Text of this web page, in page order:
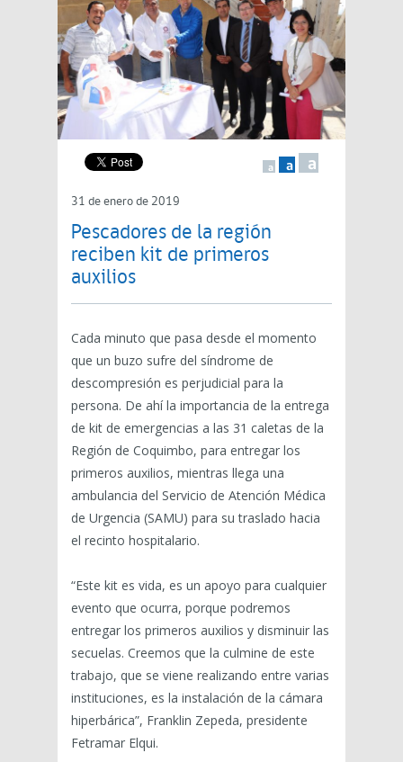
a a a
31 de enero de 2019
Pescadores de la región
reciben kit de primeros
auxilios
Cada minuto que pasa desde el momento
que un buzo sufre del síndrome de
descompresión es perjudicial para la
persona. De ahí la importancia de la entrega
de kit de emergencias a las 31 caletas de la
Región de Coquimbo, para entregar los
primeros auxilios, mientras llega una
ambulancia del Servicio de Atención Médica
de Urgencia (SAMU) para su traslado hacia
el recinto hospitalario.
“Este kit es vida, es un apoyo para cualquier
evento que ocurra, porque podremos
entregar los primeros auxilios y disminuir las
secuelas. Creemos que la culmine de este
trabajo, que se viene realizando entre varias
instituciones, es la instalación de la cámara
hiperbárica”, Franklin Zepeda, presidente
Fetramar Elqui.